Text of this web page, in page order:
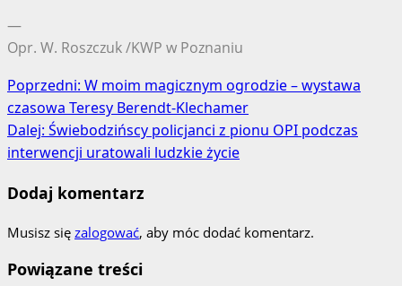
—
Opr. W. Roszczuk /KWP w Poznaniu
Zobacz
wpisy
Poprzedni: W moim magicznym ogrodzie – wystawa
czasowa Teresy Berendt-Klechamer
Dalej: Świebodzińscy policjanci z pionu OPI podczas
interwencji uratowali ludzkie życie
Dodaj komentarz
Musisz się zalogować, aby móc dodać komentarz.
Powiązane treści